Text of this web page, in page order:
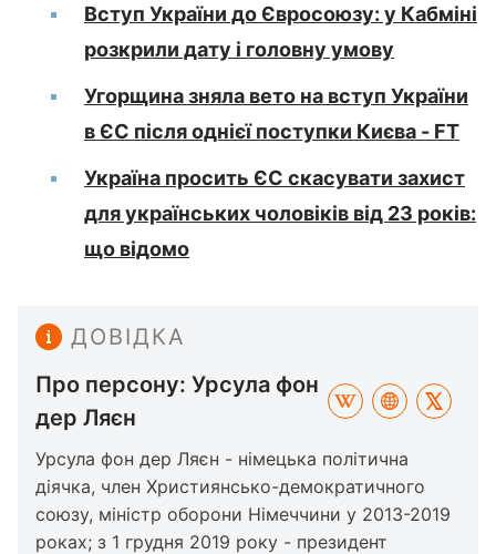
Вступ України до Євросоюзу: у Кабміні
розкрили дату і головну умову
Угорщина зняла вето на вступ України
в ЄС після однієї поступки Києва - FT
Україна просить ЄС скасувати захист
для українських чоловіків від 23 років:
що відомо
ДОВІДКА
Про персону: Урсула фон
дер Ляєн
Урсула фон дер Ляєн - німецька політична
діячка, член Християнсько-демократичного
союзу, міністр оборони Німеччини у 2013-2019
роках; з 1 грудня 2019 року - президент